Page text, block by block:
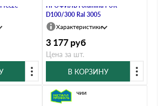
ПРОФИЛЬ Foramina PUR
D100/300 Ral 3005
Характеристики
3 177 руб
Цена за шт.
В КОРЗИНУ
В наличии